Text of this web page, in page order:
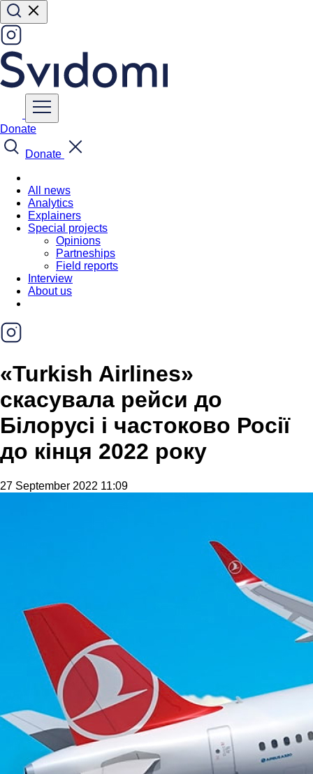
Donate
Donate
All news
Analytics
Explainers
Special projects
Opinions
Partneships
Field reports
Interview
About us
«Turkish Airlines»
скасувала рейси до
Білорусі і частоково Росії
до кінця 2022 року
27 September 2022 11:09